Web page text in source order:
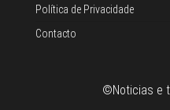
Política de Privacidade
Contacto
©Noticias e